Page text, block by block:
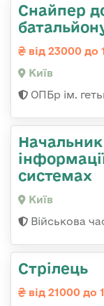
Снайпер
від 23000 до
Київ
ОПБр ім.
системах
Київ
Військова
Стрілець
від 21000 до